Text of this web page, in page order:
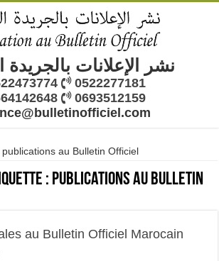
نشر الإعلانات بالجريدة
0522277181
0693512159
publications au Bulletin Officiel
: publications au Bulletin
au Bulletin Officiel Marocain